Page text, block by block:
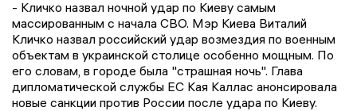
- Кличко назвал ночной удар по Киеву самым
массированным с начала СВО. Мэр Киева Виталий
Кличко назвал российский удар возмездия по военным
объектам в украинской столице особенно мощным. По
его словам, в городе была "страшная ночь". Глава
дипломатической службы ЕС Кая Каллас анонсировала
новые санкции против России после удара по Киеву.